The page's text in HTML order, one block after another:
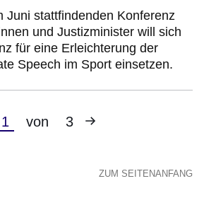
Juni stattfindenden Konferenz
und Justizminister will sich
für eine Erleichterung der
Speech im Sport einsetzen.
Aktuelle
1 von 3
Nächste
ZUM SEITENANFANG